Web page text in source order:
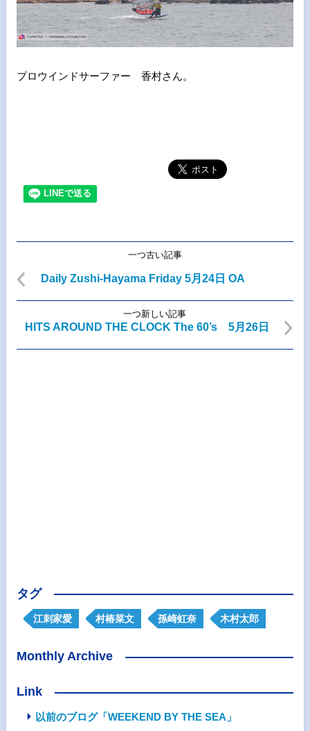
プロウインドサーファー 香村さん。
一つ古い記事
Daily Zushi-Hayama Friday 5月24日 OA
一つ新しい記事
HITS AROUND THE CLOCK The 60’s 5月26日
タグ
江刺家愛 村椿菜文 孫崎虹奈 木村太郎
Monthly Archive
Link
以前のブログ「WEEKEND BY THE SEA」